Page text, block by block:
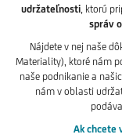
udržateľnosti, ktorú
správ
Nájdete v nej naše
Materiality), ktoré nám
naše podnikanie a
nám v oblasti
Ak chcete